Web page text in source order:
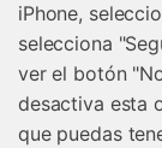
iPhone,
selecciona
ver el botón
desactiva esta
que puedas